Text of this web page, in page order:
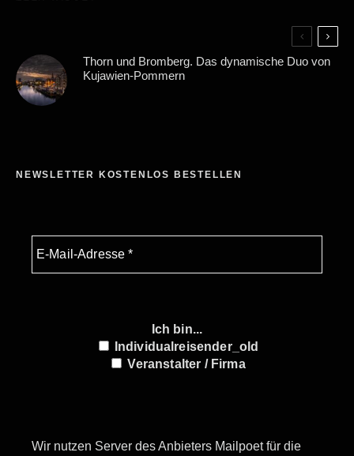
Thorn und Bromberg. Das dynamische Duo von
Kujawien-Pommern
NEWSLETTER KOSTENLOS BESTELLEN
Ich bin...
Individualreisender_old
Veranstalter / Firma
Wir nutzen Server des Anbieters Mailpoet für die